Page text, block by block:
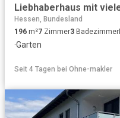
Hessen, Bundesland
196 m²7 Zimmer3 Badezimmer
·Garten
Seit 4 Tagen bei Ohne-makler